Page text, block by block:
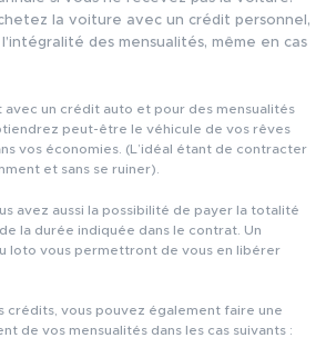
la voiture avec un crédit personnel,
des mensualités, même en cas
avec un crédit auto et pour des mensualités
peut-être le véhicule de vos rêves
vos économies. (L’idéal étant de contracter
et sans se ruiner).
avez aussi la possibilité de payer la totalité
la durée indiquée dans le contrat. Un
loto vous permettront de vous en libérer
crédits, vous pouvez également faire une
de vos mensualités dans les cas suivants :